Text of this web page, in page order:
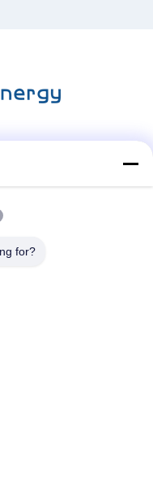
for?